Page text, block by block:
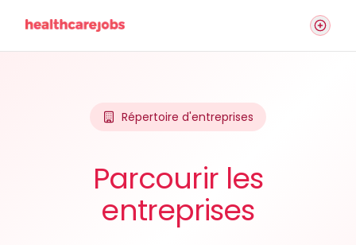
Répertoire d'entreprises
Parcourir les
entreprises